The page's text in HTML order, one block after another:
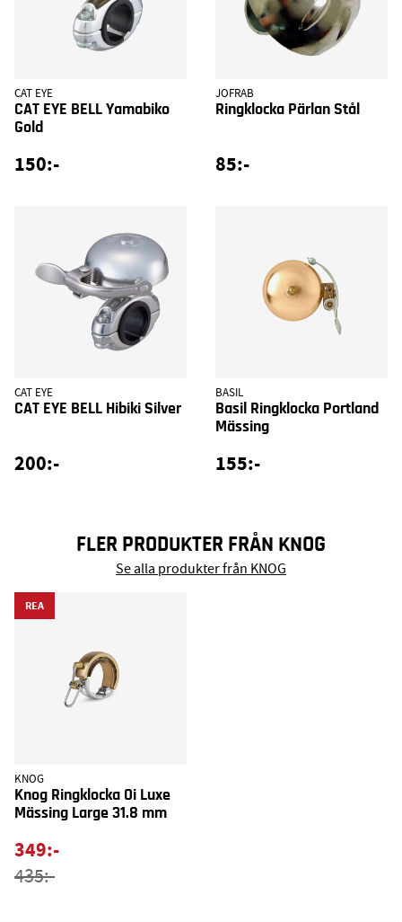
CAT EYE
CAT EYE BELL Yamabiko
Gold
150:-
JOFRAB
Ringklocka Pärlan Stål
85:-
CAT EYE
CAT EYE BELL Hibiki Silver
200:-
BASIL
Basil Ringklocka Portland
Mässing
155:-
FLER PRODUKTER FRÅN KNOG
Se alla produkter från KNOG
REA
KNOG
Knog Ringklocka Oi Luxe
Mässing Large 31.8 mm
349:-
435:-